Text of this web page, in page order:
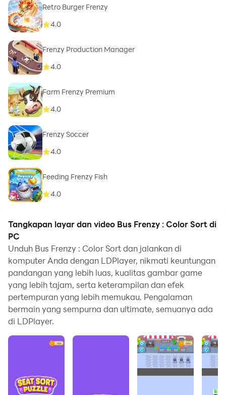
Retro Burger Frenzy
4.0
Frenzy Production Manager
4.0
Farm Frenzy Premium
4.0
Frenzy Soccer
4.0
Feeding Frenzy Fish
4.0
Tangkapan layar dan video Bus Frenzy : Color Sort di
PC
Unduh Bus Frenzy : Color Sort dan jalankan di
komputer Anda dengan LDPlayer, nikmati keuntungan
pandangan yang lebih luas, kualitas gambar game
yang lebih tajam, serta keterampilan dan efek
pertempuran yang lebih memukau. Pengalaman
bermain yang sempurna dan ultimate, semuanya ada
di LDPlayer.